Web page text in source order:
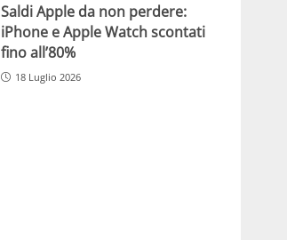
Saldi Apple da non perdere:
iPhone e Apple Watch scontati
fino all’80%
18 Luglio 2026